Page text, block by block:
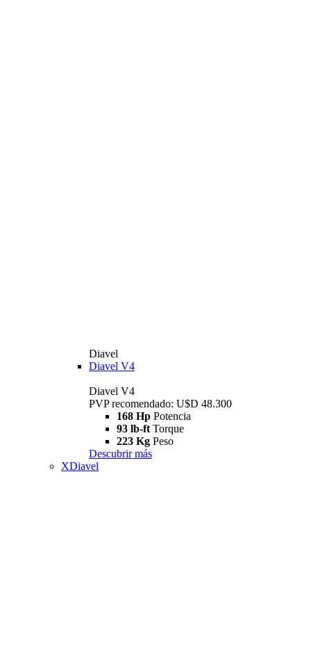
Diavel
Diavel V4
Diavel V4
PVP recomendado: U$D 48.300
168 Hp Potencia
93 lb-ft Torque
223 Kg Peso
Descubrir más
XDiavel